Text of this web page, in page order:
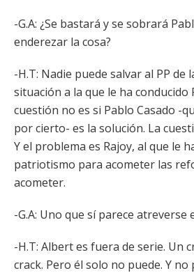
-G.A: ¿Se bastará y se sobrará
enderezar la cosa?
-H.T: Nadie puede salvar al PP de
situación a la que le ha conducido
cuestión no es si Pablo Casado -
por cierto- es la solución. La
Y el problema es Rajoy, al que le
patriotismo para acometer las
acometer.
-G.A: Uno que sí parece atreverse
-H.T: Albert es fuera de serie. Un
crack. Pero él solo no puede. Y